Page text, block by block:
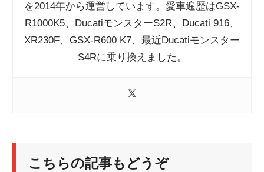
を2014年から運営しています。愛車遍歴はGSX-
R1000K5、DucatiモンスターS2R、Ducati 916、
XR230F、GSX-R600 K7、最近Ducatiモンスター
S4Rに乗り換えました。
こちらの記事もどうぞ